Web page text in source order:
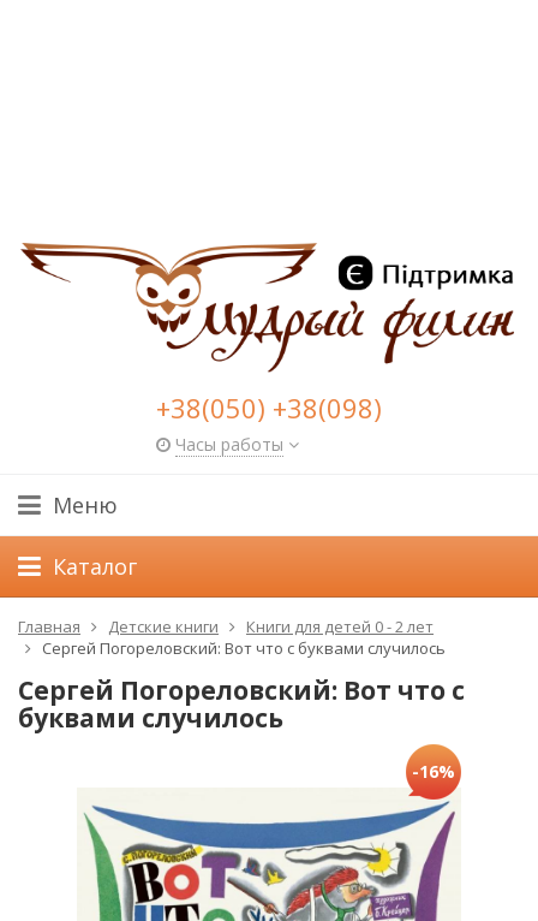
+38(050) +38(098)
Часы работы
Меню
Каталог
Главная Детские книги
Книги для детей 0 - 2 лет
Сергей Погореловский: Вот что с буквами случилось
Сергей Погореловский: Вот что с
буквами случилось
-16%